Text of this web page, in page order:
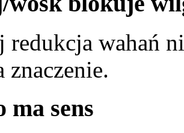
redukcja wahań
znaczenie.
ma sens